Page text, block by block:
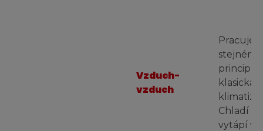
Vzduch-
vzduch
Pracuje
stejném
principu
klasická
Chladí v
vytápí v